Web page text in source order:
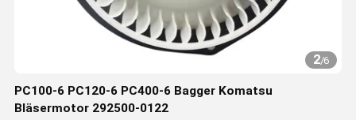
2/6
PC100-6 PC120-6 PC400-6 Bagger Komatsu
Bläsermotor 292500-0122